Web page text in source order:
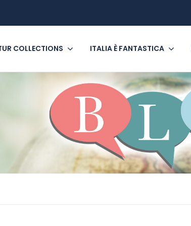
COLLECTIONS ITALIA È FANTASTICA